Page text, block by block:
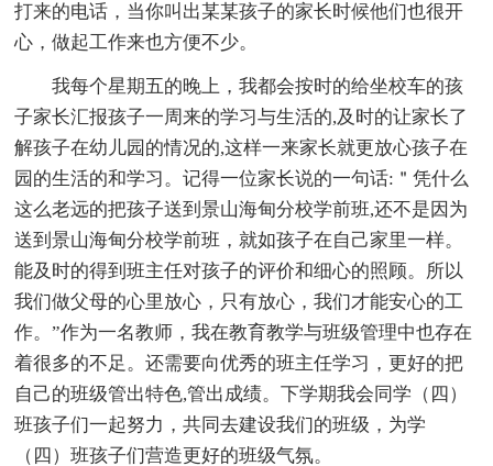
打来的电话，当你叫出某某孩子的家长时候他们也很开
心，做起工作来也方便不少。
我每个星期五的晚上，我都会按时的给坐校车的孩
子家长汇报孩子一周来的学习与生活的,及时的让家长了
解孩子在幼儿园的情况的,这样一来家长就更放心孩子在
园的生活的和学习。记得一位家长说的一句话:＂凭什么
这么老远的把孩子送到景山海甸分校学前班,还不是因为
送到景山海甸分校学前班，就如孩子在自己家里一样。
能及时的得到班主任对孩子的评价和细心的照顾。所以
我们做父母的心里放心，只有放心，我们才能安心的工
作。”作为一名教师，我在教育教学与班级管理中也存在
着很多的不足。还需要向优秀的班主任学习，更好的把
自己的班级管出特色,管出成绩。下学期我会同学（四）
班孩子们一起努力，共同去建设我们的班级，为学
（四）班孩子们营造更好的班级气氛。